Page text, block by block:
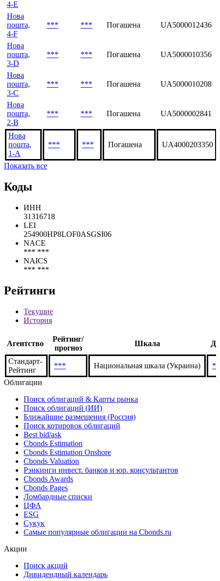
4-E
Нова
пошта,
4-F
*** *** Погашена UA5000012436
Нова
пошта,
3-D
*** *** Погашена UA5000010356
Нова
пошта,
3-C
*** *** Погашена UA5000010208
Нова
пошта,
2-B
*** *** Погашена UA5000002841
Нова
пошта,
1-A
*** *** Погашена UA4000203350
Показать все
Коды
ИНН
31316718
LEI
254900HP8LOF0ASGSI06
NACE
*** ***
NAICS
*** ***
Рейтинги
Текущие
История
Агентство
Рейтинг/
прогноз
Шкала
Стандарт-
Рейтинг
*** Национальная шкала (Украина)
Облигации
Поиск облигаций & Карты рынка
Поиск облигаций (ИИ)
Ближайшие размещения (Россия)
Поиск котировок облигаций
Best bid/ask
Cbonds Estimation
Cbonds Estimation Onshore
Cbonds Valuation
Рэнкинги инвест. банков и юр. консультантов
Cbonds Awards
Cbonds Pages
Ломбардные списки
ЦФА
ESG
Сукук
Самые популярные облигации на Cbonds.ru
Акции
Поиск акций
Дивидендный календарь